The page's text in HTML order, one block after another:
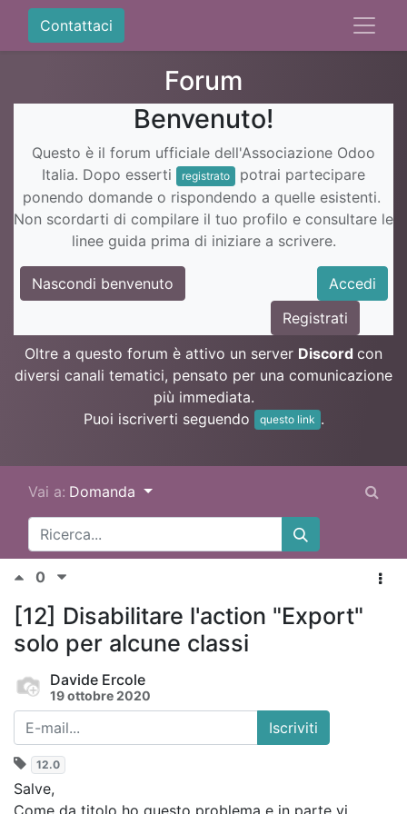
Contattaci
Forum
Benvenuto!
Questo è il forum ufficiale dell'Associazione Odoo
Italia. Dopo esserti
registrato
potrai partecipare
ponendo domande o rispondendo a quelle esistenti.
Non scordarti di compilare il tuo profilo e consultare le
linee guida prima di iniziare a scrivere.
Nascondi benvenuto
Accedi
Registrati
Oltre a questo forum è attivo un server Discord con
diversi canali tematici, pensato per una comunicazione
più immediata.
Puoi iscriverti seguendo
questo link .
Vai a: Domanda
0
[12] Disabilitare l'action "Export"
solo per alcune classi
Davide Ercole
19 ottobre 2020
Iscriviti
12.0
Salve,